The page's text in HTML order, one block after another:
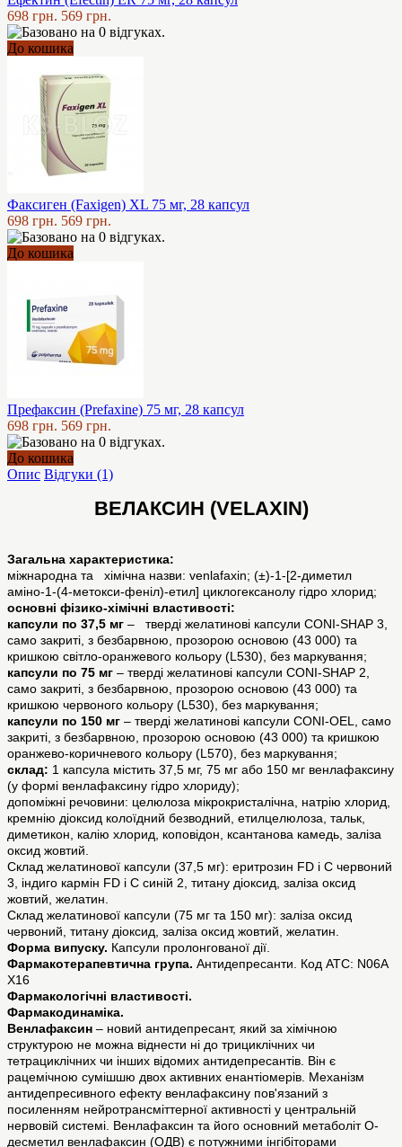
698 грн. 569 грн.
До кошика
Факсиген (Faxigen) XL 75 мг, 28 капсул
698 грн. 569 грн.
До кошика
Префаксин (Prefaxine) 75 мг, 28 капсул
698 грн. 569 грн.
До кошика
Опис Відгуки (1)
ВЕЛАКСИН (VELAXIN)
Загальна характеристика:
міжнародна та хімічна назви: venlafaxin; (±)-1-[2-диметил
аміно-1-(4-метокси-феніл)-етил] циклогексанолу гідро хлорид;
основні фізико-хімічні властивості:
капсули по 37,5 мг – тверді желатинові капсули CONI-SHAP 3,
само закриті, з безбарвною, прозорою основою (43 000) та
кришкою світло-оранжевого кольору (L530), без маркування;
капсули по 75 мг – тверді желатинові капсули CONI-SHAP 2,
само закриті, з безбарвною, прозорою основою (43 000) та
кришкою червоного кольору (L530), без маркування;
капсули по 150 мг – тверді желатинові капсули CONI-OEL, само
закриті, з безбарвною, прозорою основою (43 000) та кришкою
оранжево-коричневого кольору (L570), без маркування;
склад: 1 капсула містить 37,5 мг, 75 мг або 150 мг венлафаксину
(у формі венлафаксину гідро хлориду);
допоміжні речовини: целюлоза мікрокристалічна, натрію хлорид,
кремнію діоксид колоїдний безводний, етилцелюлоза, тальк,
диметикон, калію хлорид, коповідон, ксантанова камедь, заліза
оксид жовтий.
Склад желатинової капсули (37,5 мг): еритрозин FD і С червоний
3, індиго кармін FD і С синій 2, титану діоксид, заліза оксид
жовтий, желатин.
Склад желатинової капсули (75 мг та 150 мг): заліза оксид
червоний, титану діоксид, заліза оксид жовтий, желатин.
Форма випуску. Капсули пролонгованої дії.
Фармакотерапевтична група. Антидепресанти. Код АТС: N06A
X16
Фармакологічні властивості.
Фармакодинаміка.
Венлафаксин – новий антидепресант, який за хімічною
структурою не можна віднести ні до трициклічних чи
тетрациклічних чи інших відомих антидепресантів. Він є
рацемічною сумішшю двох активних енантіомерів. Механізм
антидепресивного ефекту венлафаксину пов'язаний з
посиленням нейротрансміттерної активності у центральній
нервовій системі. Венлафаксин та його основний метаболіт О-
десметил венлафаксин (ОДВ) є потужними інгібіторами